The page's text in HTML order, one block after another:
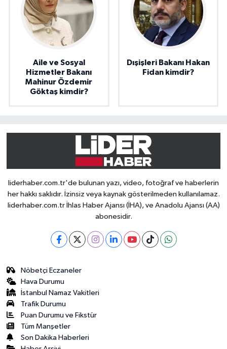
Aile ve Sosyal
Hizmetler Bakanı
Mahinur Özdemir
Göktaş kimdir?
Dışişleri Bakanı Hakan
Fidan kimdir?
liderhaber.com.tr'de bulunan yazı, video, fotoğraf ve haberlerin
her hakkı saklıdır. İzinsiz veya kaynak gösterilmeden kullanılamaz.
liderhaber.com.tr İhlas Haber Ajansı (İHA), ve Anadolu Ajansı (AA)
abonesidir.
Nöbetçi Eczaneler
Hava Durumu
İstanbul Namaz Vakitleri
Trafik Durumu
Puan Durumu ve Fikstür
Tüm Manşetler
Son Dakika Haberleri